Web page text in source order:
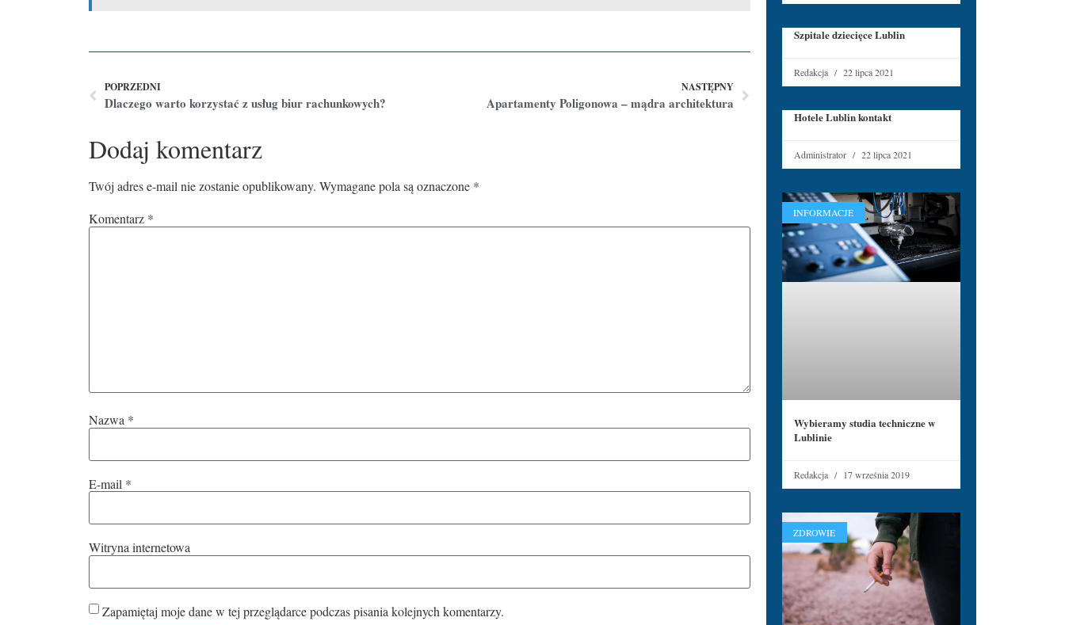
POPRZEDNI
Dlaczego warto korzystać z usług biur rachunkowych?
NASTĘPNY
Apartamenty Poligonowa – mądra architektura
Dodaj komentarz
Twój adres e-mail nie zostanie opublikowany. Wymagane pola są oznaczone *
Komentarz *
Nazwa *
E-mail *
Witryna internetowa
Zapamiętaj moje dane w tej przeglądarce podczas pisania kolejnych komentarzy.
Szpitale dziecięce Lublin
Redakcja 22 lipca 2021
Hotele Lublin kontakt
Administrator 22 lipca 2021
INFORMACJE
Wybieramy studia techniczne w
Lublinie
Redakcja 17 września 2019
ZDROWIE